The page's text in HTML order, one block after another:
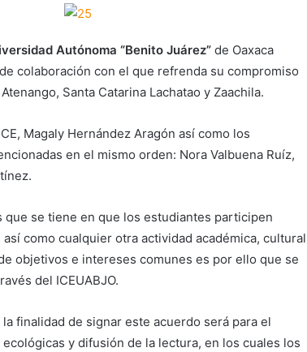
Autónoma “Benito Juárez” de Oaxaca
colaboración con el que refrenda su compromiso
Santa Catarina Lachatao y Zaachila.
Magaly Hernández Aragón así como los
en el mismo orden: Nora Valbuena Ruíz,
se tiene en que los estudiantes participen
como cualquier otra actividad académica, cultural
objetivos e intereses comunes es por ello que se
del ICEUABJO.
finalidad de signar este acuerdo será para el
y difusión de la lectura, en los cuales los